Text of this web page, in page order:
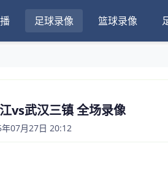
足球录像 篮球录像
vs武汉三镇 全场录像
07月27日 20:12